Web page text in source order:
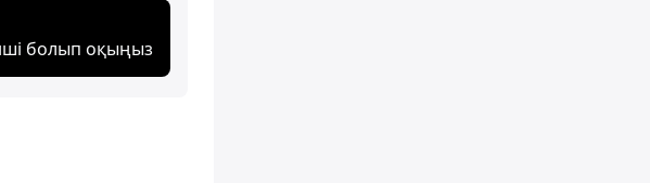
болып оқыңыз